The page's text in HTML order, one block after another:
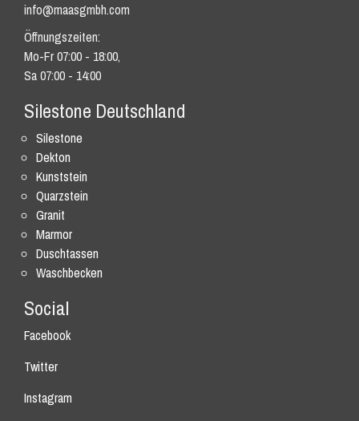
info@maasgmbh.com
Öffnungszeiten:
Mo-Fr 07:00 - 18:00,
Sa 07:00 - 14:00
Silestone Deutschland
Silestone
Dekton
Kunststein
Quarzstein
Granit
Marmor
Duschtassen
Waschbecken
Social
Facebook
Twitter
Instagram